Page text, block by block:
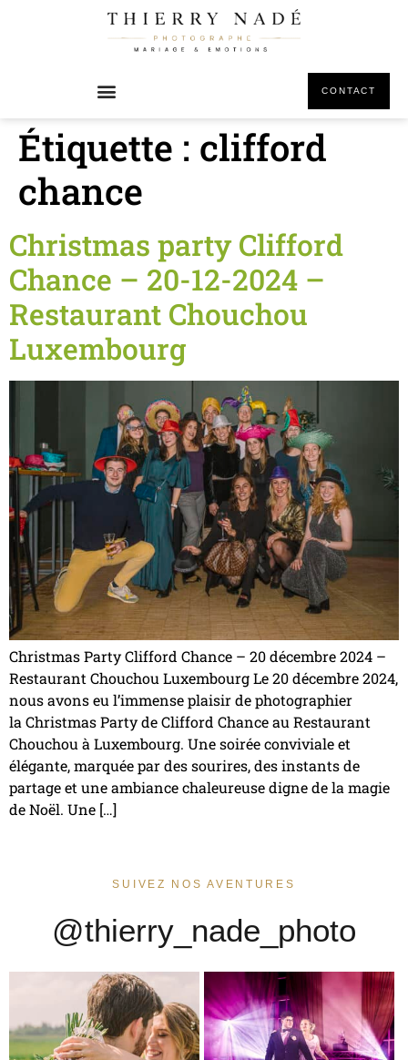
CONTACT
Étiquette : clifford
chance
Christmas party Clifford
Chance – 20-12-2024 –
Restaurant Chouchou
Luxembourg
Christmas Party Clifford Chance – 20 décembre 2024 –
Restaurant Chouchou Luxembourg Le 20 décembre 2024,
nous avons eu l’immense plaisir de photographier
la Christmas Party de Clifford Chance au Restaurant
Chouchou à Luxembourg. Une soirée conviviale et
élégante, marquée par des sourires, des instants de
partage et une ambiance chaleureuse digne de la magie
de Noël. Une […]
SUIVEZ NOS AVENTURES
@thierry_nade_photo